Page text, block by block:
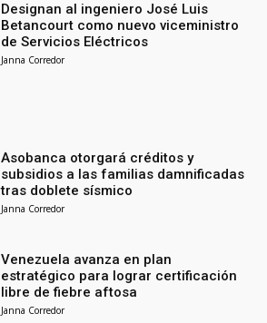
Designan al ingeniero José Luis
Betancourt como nuevo viceministro
de Servicios Eléctricos
Janna Corredor
Asobanca otorgará créditos y
subsidios a las familias damnificadas
tras doblete sísmico
Janna Corredor
Venezuela avanza en plan
estratégico para lograr certificación
libre de fiebre aftosa
Janna Corredor